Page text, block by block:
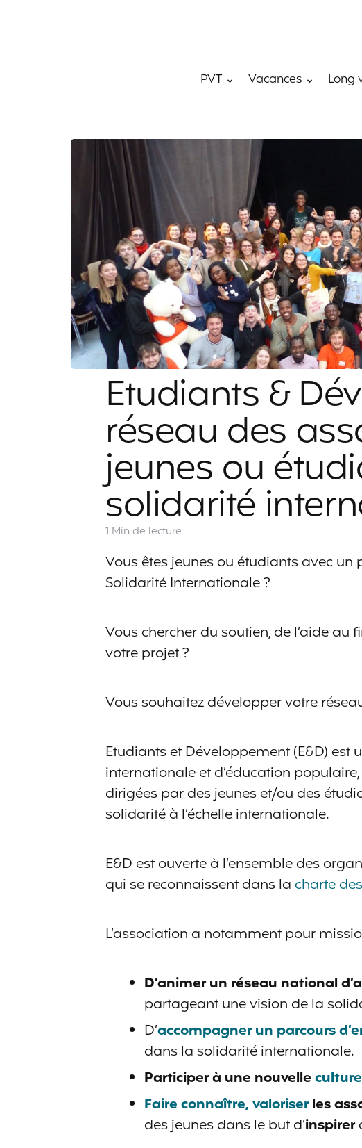
PVT Vacances Long
Etudiants &
réseau des
jeunes ou
solidarité
1 Min de lecture
Vous êtes jeunes ou étudiants avec
Solidarité Internationale ?
Vous chercher du soutien, de l’aide
votre projet ?
Vous souhaitez développer votre
Etudiants et Développement (E&D)
internationale et d’éducation
dirigées par des jeunes et/ou des
solidarité à l’échelle internationale.
E&D est ouverte à l’ensemble des
qui se reconnaissent dans la charte
L’association a notamment pour
D’animer un réseau national
partageant une vision de la
D’accompagnerun parcours
dans la solidarité internationale.
Participer à une nouvelle
Faire connaître, valoriserles
des jeunes dans le but d’inspirer